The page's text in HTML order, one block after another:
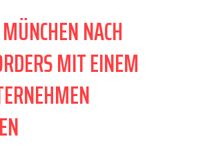
NACH
MIT EINEM